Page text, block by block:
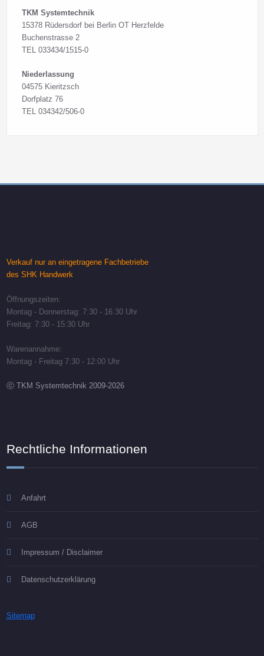
TKM Systemtechnik
15378 Rüdersdorf bei Berlin OT Herzfelde
Buchenstrasse 2
TEL 033434/1515-0
Niederlassung
04575 Kieritzsch
Dorfplatz 76
TEL 034342/506-0
Verkauf nur an eingetragene Fachbetriebe
des SHK Handwerk
Öffnungszeiten:
Montag - Donnerstag: 7:30 - 16:30 Uhr
Freitag: 7:30 - 15:30 Uhr
Warenannahme:
Montag - Freitag 7:30 - 12:00 Uhr
ⓒ TKM Systemtechnik 2009-2026
Rechtliche Informationen
Anfahrt
AGB
Impressum / Disclaimer
Datenschutzerklärung
Sitemap